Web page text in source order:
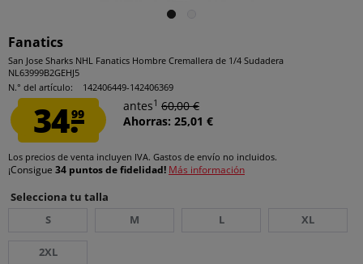
Fanatics
San Jose Sharks NHL Fanatics Hombre Cremallera de 1/4 Sudadera
NL63999B2GEHJ5
N.° del artículo:
142406449-142406369
34.99
antes1 60,00 €
Ahorras: 25,01 €
Los precios de venta incluyen IVA. Gastos de envío no incluidos.
¡Consigue 34 puntos de fidelidad! Más información
Selecciona tu talla
S
M L XL
2XL